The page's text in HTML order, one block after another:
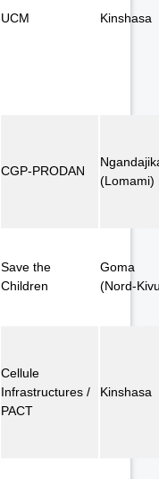
UCM Kinshasa
CGP-PRODAN
(Lomami)
Save the
Children
Goma
(Nord-
Cellule
Infrastructures /
PACT
Kinshasa